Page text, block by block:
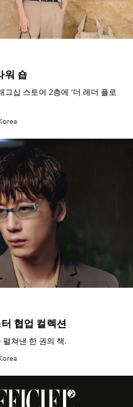
워 숍
그십 스토어 2층에 '더 레더 플로
협업 컬렉션
쳐낸 한 권의 책.